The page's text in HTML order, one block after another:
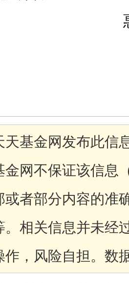
天基金网发布此信
金网不保证该信息
或者部分内容的准
。相关信息并未经
作，风险自担。数